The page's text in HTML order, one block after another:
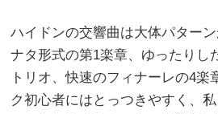
ハイドンの交響曲は大体パター
ナタ形式の第1楽章、ゆったりし
トリオ、快速のフィナーレの4楽
ク初心者にはとっつきやすく、